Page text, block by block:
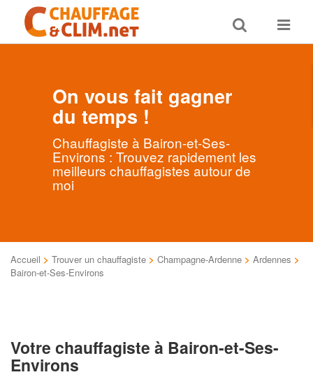
Toggle
search
Toggle
On vous fait gagner
du temps !
Chauffagiste à Bairon-et-Ses-
Environs : Trouvez rapidement les
meilleurs chauffagistes autour de
moi
Accueil > Trouver un chauffagiste > Champagne-Ardenne > Ardennes >
Bairon-et-Ses-Environs
Votre chauffagiste à Bairon-et-Ses-
Environs